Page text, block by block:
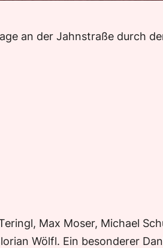
an der Jahnstraße durch
Max Moser, Michael
Wölfl. Ein besonderer